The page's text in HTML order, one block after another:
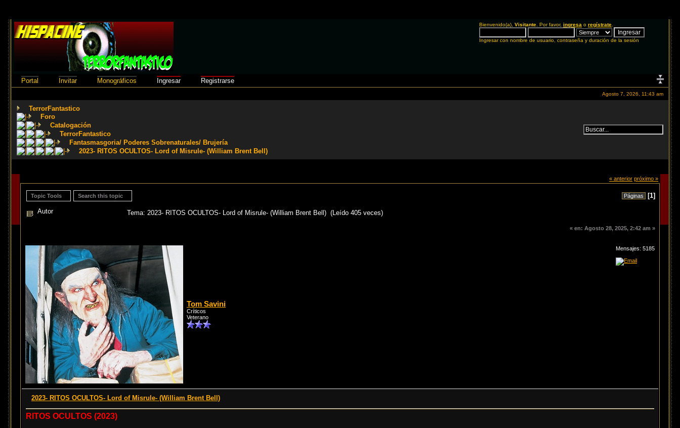
Bienvenido(a), Visitante . Por favor, ingresa o regístrate
Ingresar con nombre de usuario, contraseña y duración de la sesión
Portal Invitar Monográficos Ingresar Registrarse
Agosto 7, 2026, 11:43 am
TerrorFantastico
Foro
Catalogación
TerrorFantastico
Fantasmasgoria/ Poderes Sobrenaturales/ Brujería
2023- RITOS OCULTOS- Lord of Misrule- (William Brent Bell)
« anterior próximo »
Topic Tools Search this topic Páginas [1]
Autor Tema: 2023- RITOS OCULTOS- Lord of Misrule- (William Brent Bell) (Leído 405 veces)
« en: Agosto 28, 2025, 2:42 am »
Tom Savini
Críticos
Veterano
Mensajes: 5185
2023- RITOS OCULTOS- Lord of Misrule- (William Brent Bell)
RITOS OCULTOS (2023)